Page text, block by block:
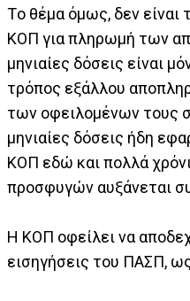
Tο θέμα όμως, δεν είναι
ΚΟΠ για πληρωμή των
μηνιαίες δόσεις είναι
τρόπος εξάλλου
των οφειλομένων τους
μηνιαίες δόσεις ήδη
ΚΟΠ εδώ και πολλά
προσφυγών αυξάνεται
Η ΚΟΠ οφείλει να
εισηγήσεις του ΠΑΣΠ,